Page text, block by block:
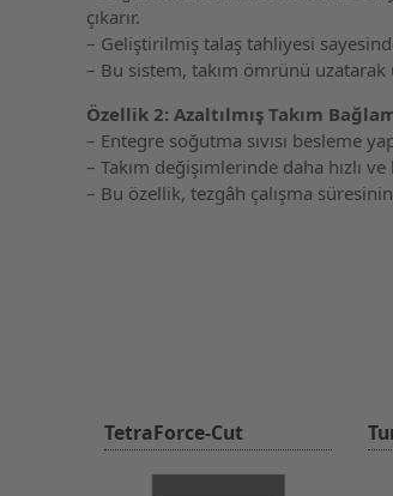
çıkarır.
– Geliştirilmiş talaş tahliyesi
– Bu sistem, takım ömrünü uzatarak
Özellik 2: Azaltılmış Takım
– Entegre soğutma sıvısı besleme
– Takım değişimlerinde daha hızlı
– Bu özellik, tezgâh çalışma
TetraForce-Cut